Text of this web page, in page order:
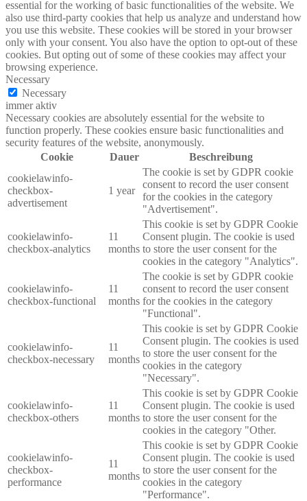
essential for the working of basic functionalities of the website. We
also use third-party cookies that help us analyze and understand how
you use this website. These cookies will be stored in your browser
only with your consent. You also have the option to opt-out of these
cookies. But opting out of some of these cookies may affect your
browsing experience.
Necessary
Necessary
immer aktiv
Necessary cookies are absolutely essential for the website to
function properly. These cookies ensure basic functionalities and
security features of the website, anonymously.
Cookie
Dauer
Beschreibung
cookielawinfo-
checkbox-
advertisement
1 year
The cookie is set by GDPR cookie
consent to record the user consent
for the cookies in the category
"Advertisement".
cookielawinfo-
checkbox-analytics
11
months
This cookie is set by GDPR Cookie
Consent plugin. The cookie is used
to store the user consent for the
cookies in the category "Analytics".
cookielawinfo-
checkbox-functional
11
months
The cookie is set by GDPR cookie
consent to record the user consent
for the cookies in the category
"Functional".
cookielawinfo-
checkbox-necessary
11
months
This cookie is set by GDPR Cookie
Consent plugin. The cookies is used
to store the user consent for the
cookies in the category
"Necessary".
cookielawinfo-
checkbox-others
11
months
This cookie is set by GDPR Cookie
Consent plugin. The cookie is used
to store the user consent for the
cookies in the category "Other.
cookielawinfo-
checkbox-
performance
11
months
This cookie is set by GDPR Cookie
Consent plugin. The cookie is used
to store the user consent for the
cookies in the category
"Performance".